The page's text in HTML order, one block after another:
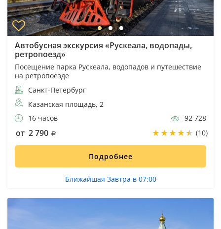
Автобусная экскурсия «Рускеала, водопады,
ретропоезд»
Посещение парка Рускеала, водопадов и путешествие
на ретропоезде
Санкт-Петербург
Казанская площадь, 2
16 часов
92 728
от 2 790 (10)
Подробнее
Ближайшая Завтра в 07:00